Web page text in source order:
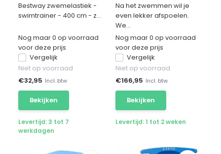
Bestway zwemelastiek -
swimtrainer - 400 cm - z...
Nog maar 0 op voorraad
voor deze prijs
Vergelijk
Niet op voorraad
€32,95 Incl. btw
Bekijken
Levertijd: 3 tot 7
werkdagen
Na het zwemmen wil je
even lekker afspoelen.
We...
Nog maar 0 op voorraad
voor deze prijs
Vergelijk
Niet op voorraad
€166,95 Incl. btw
Bekijken
Levertijd: 1 tot 2 weken